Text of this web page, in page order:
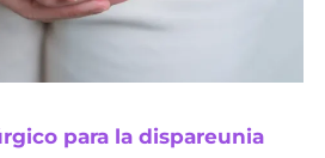
para la dispareunia